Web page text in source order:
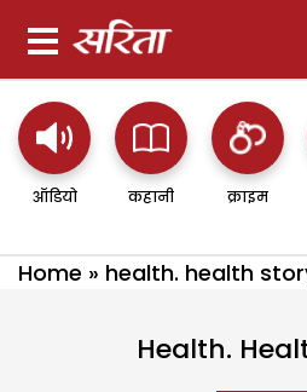
ऑडियो कहानी क्राइम
Home » health. health
Health.